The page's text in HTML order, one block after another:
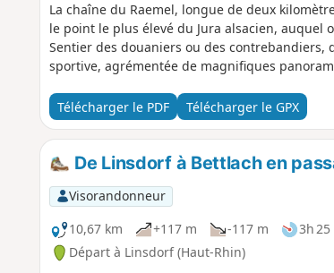
La chaîne du Raemel, longue de deux
le point le plus élevé du Jura alsacien, auquel
Sentier des douaniers ou des contrebandiers,
sportive, agrémentée de magnifiques
Télécharger le PDF Télécharger le GPX
De Linsdorf à Bettlach en
Visorandonneur
10,67 km
+117 m -117 m 3h 25
Départ à Linsdorf (Haut-Rhin)